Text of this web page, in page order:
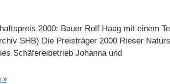
2000: Bauer Rolf Haag mit einem
SHB) Die Preisträger 2000 Rieser
Schäfereibetrieb Johanna und